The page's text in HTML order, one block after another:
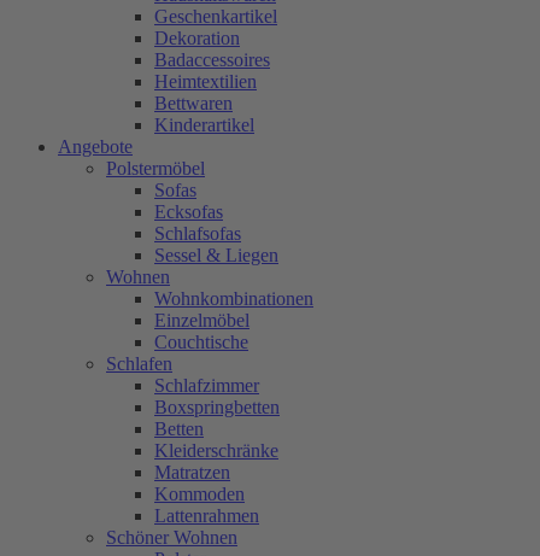
Geschenkartikel
Dekoration
Badaccessoires
Heimtextilien
Bettwaren
Kinderartikel
Angebote
Polstermöbel
Sofas
Ecksofas
Schlafsofas
Sessel & Liegen
Wohnen
Wohnkombinationen
Einzelmöbel
Couchtische
Schlafen
Schlafzimmer
Boxspringbetten
Betten
Kleiderschränke
Matratzen
Kommoden
Lattenrahmen
Schöner Wohnen